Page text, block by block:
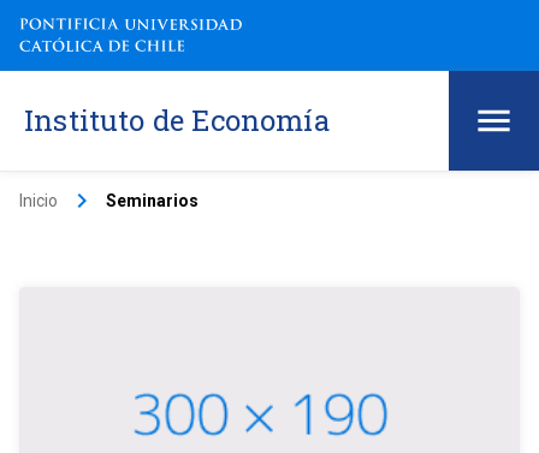
Instituto de Economía
Inicio keyboard_arrow_right Seminarios